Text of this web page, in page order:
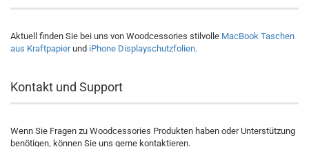
Aktuell finden Sie bei uns von Woodcessories stilvolle MacBook Taschen
aus Kraftpapierund iPhone Displayschutzfolien.
Kontakt und Support
Wenn Sie Fragen zu Woodcessories Produkten haben oder Unterstützung
benötigen, können Sie uns gerne kontaktieren.